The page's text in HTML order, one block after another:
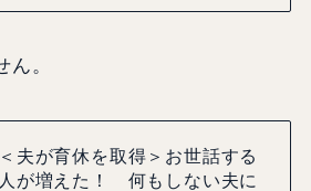
。
＜夫が育休を取得＞お世話する
人が増えた！ 何もしない夫に